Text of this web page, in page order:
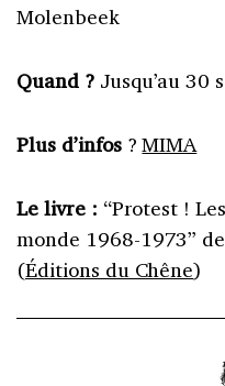
Molenbeek
Quand ?Jusqu’au 30
Plus d’infos?MIMA
Le livre : “Protest !
monde 1968-1973”
(Éditions du Chêne)